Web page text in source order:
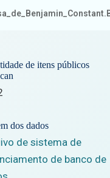
de itens públicos
dos dados
de sistema de
de banco de